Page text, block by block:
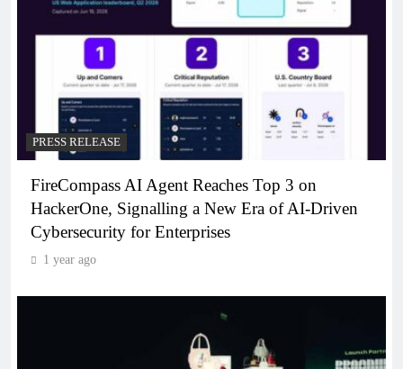
PRESS RELEASE
FireCompass AI Agent Reaches Top 3 on
HackerOne, Signalling a New Era of AI-Driven
Cybersecurity for Enterprises
1 year ago